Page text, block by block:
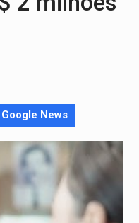
Bonfim
em Porto Velho
de integrar equipe
Uno na BR-364
News